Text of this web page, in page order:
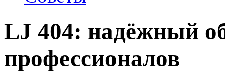
LJ 404: надёжный
профессионалов